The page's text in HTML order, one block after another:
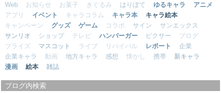
Web
お知らせ お菓子 きぐるみ はりぼて ゆるキャラ
アニメ
アプリ
イベント キャラコラム キャラ本
キャラ絵本
キャンペーン
グッズ ゲーム コラボ サイン
サンエックス
サンリオ
ショップ テレビ ハンバーガー ピクサー
ブログ
プライズ
マスコット ライブ リバイバル レポート
企業
企業キャラ
動画 地方キャラ 感想 懐かし 携帯
新キャラ
漫画
絵本 雑誌
ブログ内検索